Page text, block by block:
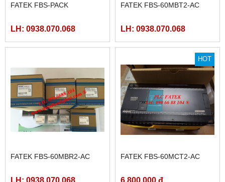
FATEK FBS-PACK
LH: 0938.070.068
FATEK FBS-60MBT2-AC
LH: 0938.070.068
FATEK FBS-60MBR2-AC
LH: 0938.070.068
HOT
FATEK FBS-60MCT2-AC
6,800,000 đ